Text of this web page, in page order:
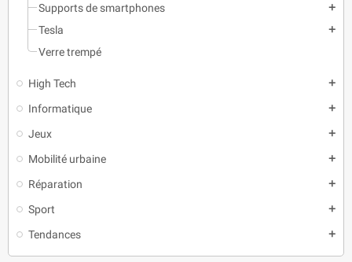
Supports de smartphones
add
Tesla add
Verre trempé
High Tech add
Informatique add
Jeux add
Mobilité urbaine add
Réparation add
Sport add
Tendances add